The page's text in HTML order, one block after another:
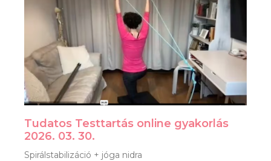
Tudatos Testtartás online gyakorlás
2026. 03. 30.
Spirálstabilizáció + jóga nidra